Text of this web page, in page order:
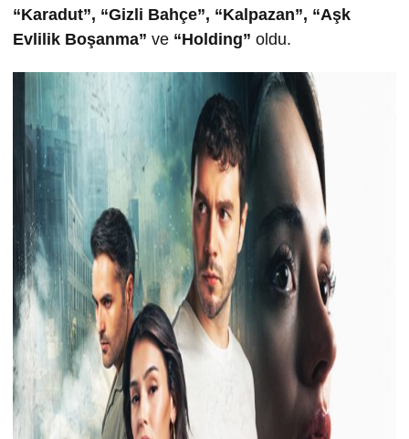
“Karadut”, “Gizli Bahçe”, “Kalpazan”, “Aşk
Evlilik Boşanma” ve “Holding” oldu.